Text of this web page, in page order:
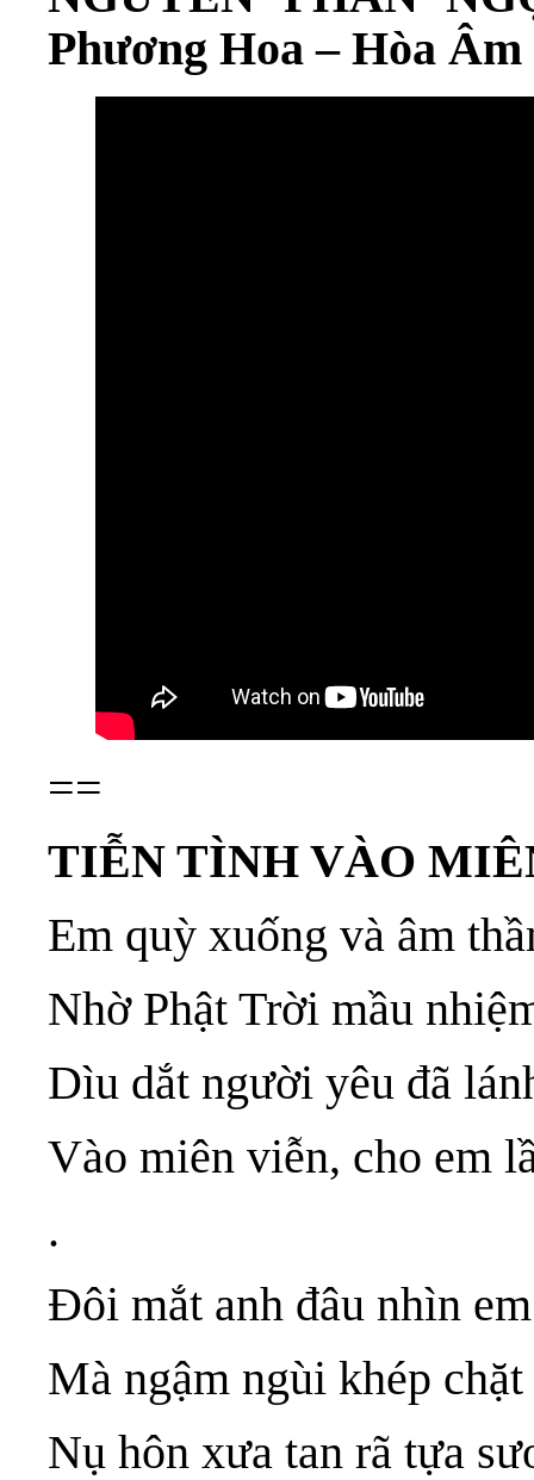
Phương Hoa – Hòa
==
TIỄN TÌNH VÀO
Em quỳ xuống và âm
Nhờ Phật Trời mầu
Dìu dắt người yêu đã
Vào miên viễn, cho em
.
Đôi mắt anh đâu nhìn
Mà ngậm ngùi khép
Nụ hôn xưa tan rã tựa